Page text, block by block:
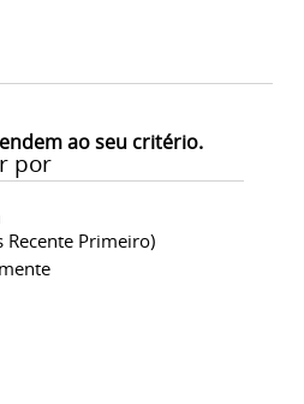
ao seu critério.
por
Recente Primeiro)